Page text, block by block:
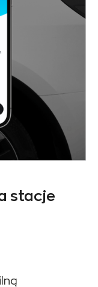
stacje